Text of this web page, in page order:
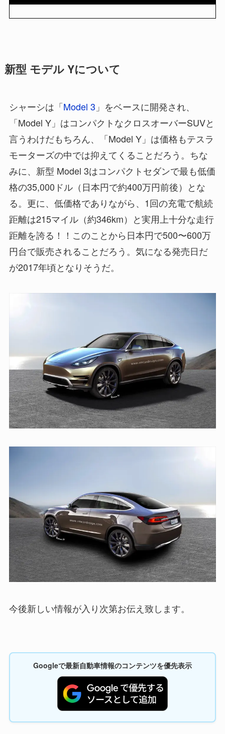
新型 モデル Yについて
シャーシは「Model 3 」をベースに開発され、
「Model Y」はコンパクトなクロスオーバーSUVと
言うわけだもちろん、「Model Y」は価格もテスラ
モーターズの中では抑えてくることだろう。ちな
みに、新型 Model 3はコンパクトセダンで最も低価
格の35,000ドル（日本円で約400万円前後）とな
る。更に、低価格でありながら、1回の充電で航続
距離は215マイル（約346km）と実用上十分な走行
距離を誇る！！このことから日本円で500〜600万
円台で販売されることだろう。気になる発売日だ
が2017年頃となりそうだ。
今後新しい情報が入り次第お伝え致します。
Googleで最新自動車情報のコンテンツを優先表示